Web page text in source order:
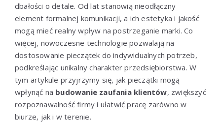
dbałości o detale. Od lat stanowią nieodłączny
element formalnej komunikacji, a ich estetyka i jakość
mogą mieć realny wpływ na postrzeganie marki. Co
więcej, nowoczesne technologie pozwalają na
dostosowanie pieczątek do indywidualnych potrzeb,
podkreślając unikalny charakter przedsiębiorstwa. W
tym artykule przyjrzymy się, jak pieczątki mogą
wpłynąć na budowanie zaufania klientów, zwiększyć
rozpoznawalność firmy i ułatwić pracę zarówno w
biurze, jak i w terenie.